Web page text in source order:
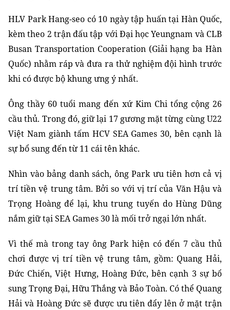
HLV Park Hang-seo có 10 ngày tập huấn tại Hàn Quốc,
kèm theo 2 trận đấu tập với Đại học Yeungnam và CLB
Busan Transportation Cooperation (Giải hạng ba Hàn
Quốc) nhằm rápvà đưa ra thử nghiệm đội hình trước
khicóđược bộ khung ưng ý nhất.
Ông thầy 60 tuổi mang đến xứ Kim Chi tổng cộng 26
cầu thủ. Trong đó, giữ lại 17 gương mặt từng cùng U22
Việt Nam giành tấm HCV SEA Games 30, bên cạnh là
sự bổ sung đến từ 11 cái tên khác.
Nhìn vào bảng danh sách, ông Park ưu tiên hơn cả vị
trí tiền vệ trung tâm. Bởi so với vị trí của Văn Hậu và
Trọng Hoàng để lại, khu trung tuyến do Hùng Dũng
nắm giữ tại SEA Games 30 là mối trở ngại lớn nhất.
Vì thế mà trong tay ông Park hiện có đến 7 cầu thủ
chơi được vị trí tiền vệ trung tâm, gồm: Quang Hải,
Đức Chiến, Việt Hưng, Hoàng Đức, bên cạnh 3 sự bổ
sung Trọng Đại, Hữu Thắng và Bảo Toàn. Có thể Quang
Hải và Hoàng Đức sẽ được ưu tiên đẩy lên ở mặt trận